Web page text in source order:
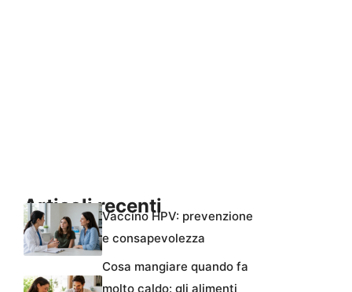
Articoli recentiVaccino HPV: prevenzione
e consapevolezza
Cosa mangiare quando fa
molto caldo: gli alimenti